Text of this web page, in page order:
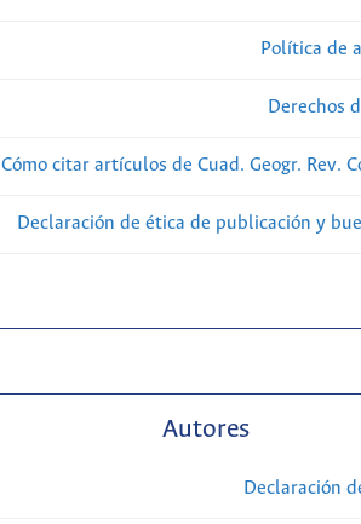
Política de
Derechos
Cómo citar artículos de Cuad. Geogr. Rev.
Declaración de ética de publicación y
Autores
Declaración